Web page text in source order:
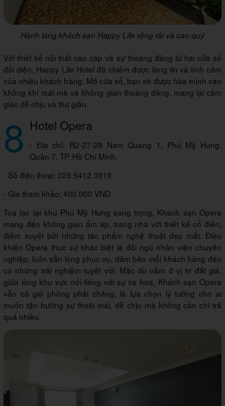
Hành lang khách sạn Happy Life rộng rãi và cao quý
Với thiết kế nội thất cao cấp và sự thoáng đãng từ hai cửa sổ
đối diện, Happy Life Hotel đã chiếm được lòng tin và tình cảm
của nhiều khách hàng. Mở cửa sổ, bạn sẽ được hòa mình vào
không khí mát mẻ và không gian thoáng đãng, mang lại cảm
giác dễ chịu và thư giãn.
8 Hotel Opera
- Địa chỉ: R2-27-28 Nam Quang 1, Phú Mỹ Hưng,
Quận 7, TP. Hồ Chí Minh.
- Số điện thoại: 028 5412 3919
- Giá tham khảo: 400.000 VND
Tọa lạc tại khu Phú Mỹ Hưng sang trọng, Khách sạn Opera
mang đến không gian ấm áp, trang nhã với thiết kế cổ điển,
điểm xuyết bởi những tác phẩm nghệ thuật đẹp mắt. Điều
khiến Opera thực sự khác biệt là đội ngũ nhân viên chuyên
nghiệp, luôn sẵn lòng phục vụ, đảm bảo mỗi khách hàng đều
có những trải nghiệm tuyệt vời. Mặc dù nằm ở vị trí đắt giá,
giữa lòng khu vực nổi tiếng với sự xa hoa, Khách sạn Opera
vẫn có giá phòng phải chăng, là lựa chọn lý tưởng cho ai
muốn tận hưởng sự thoải mái, dễ chịu mà không cần chi trả
quá nhiều.